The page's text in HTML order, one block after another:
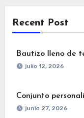
Recent Post
Bautizo lleno de
julio 12, 2026
Conjunto
junio 27, 2026